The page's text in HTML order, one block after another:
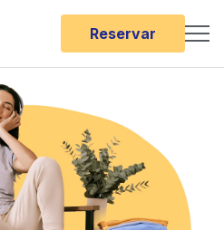
Reservar